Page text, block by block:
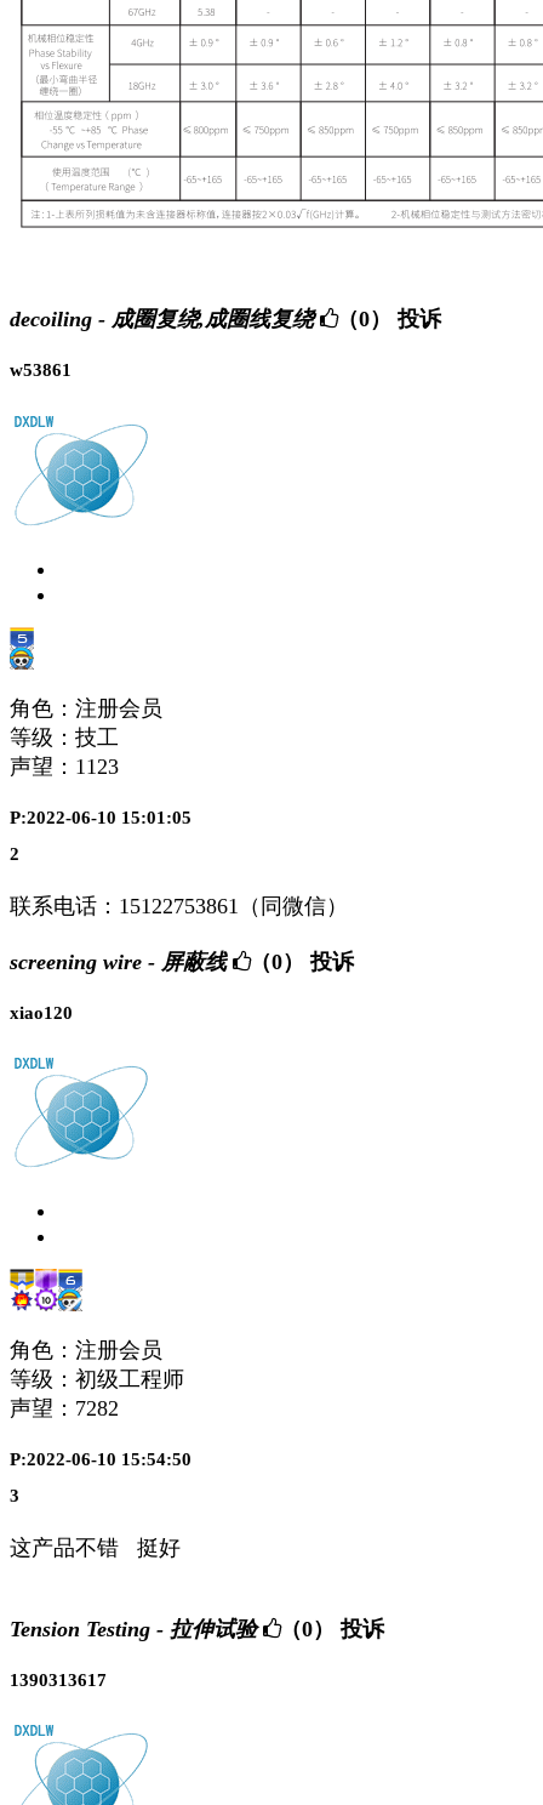
decoiling - 成圈复绕,成圈线复绕 （0） 投诉
w53861
角色：注册会员
等级：技工
声望： 1123
P:2022-06-10 15:01:05
2
联系电话：15122753861（同微信）
screening wire - 屏蔽线 （0） 投诉
xiao120
角色：注册会员
等级：初级工程师
声望： 7282
P:2022-06-10 15:54:50
3
这产品不错 挺好
Tension Testing - 拉伸试验 （0） 投诉
1390313617